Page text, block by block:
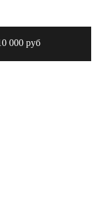
000 руб